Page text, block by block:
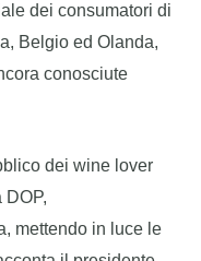
dei consumatori di
Belgio ed Olanda,
conosciute
dei wine lover
mettendo in luce le